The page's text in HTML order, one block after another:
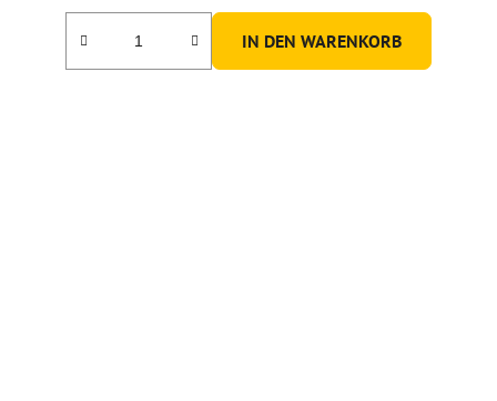
IN DEN WARENKORB